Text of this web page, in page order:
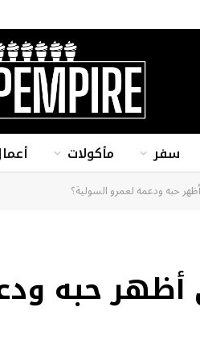
سفر مأكولات
حبه ودعمه لعمرو السولية؟
أظهر حبه